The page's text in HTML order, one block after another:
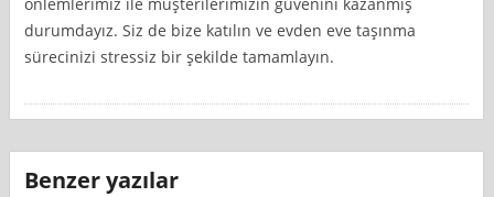
durumdayız. Siz de bize katılın ve evden eve taşınma
sürecinizi stressiz bir şekilde tamamlayın.
Benzer yazılar